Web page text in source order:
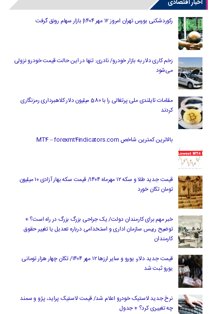
اخبار اقتصادی
رکوردشکنی بورس تهران امروز ۱۲ مهر ۱۴۰۴| بازار سهام رونق گرفت
زخم کاری دلار به بازار خودرو/ نادری: تنها در این حالت قیمت خودرو نزولی
می‌شود
مقامات تایلندی ملی پرتغالی را با 580 میلیون دلار کلاهبرداری رمزنگاری
کردند
بالاترین کمترین شاخص MT4 – forexmt4indicators.com
قیمت جدید طلا و سکه ۱۲ مهرماه ۱۴۰۴/ قیمت سکه بهار آزادی ۱۰ میلیون
تومان تکان خورد
خبر مهم برای کارمندان دولت/ یک جراحی بزرگ بزرگ در راه است؟ +
توضیح رییس سازمان اداری و استخدامی درباره تعدیل یا تغییر حقوق
کارمندان
قیمت جدید دلار، یورو و سایر ارزها ۱۲ مهر ۱۴۰۴/ تکان چهار هزار تومانی
یورو ثبت شد
نرخ جدید لاستیک خودرو اعلام شد/ قیمت لاستیک پراید، پژو و سمند
چه تغییری کرد؟ + جدول